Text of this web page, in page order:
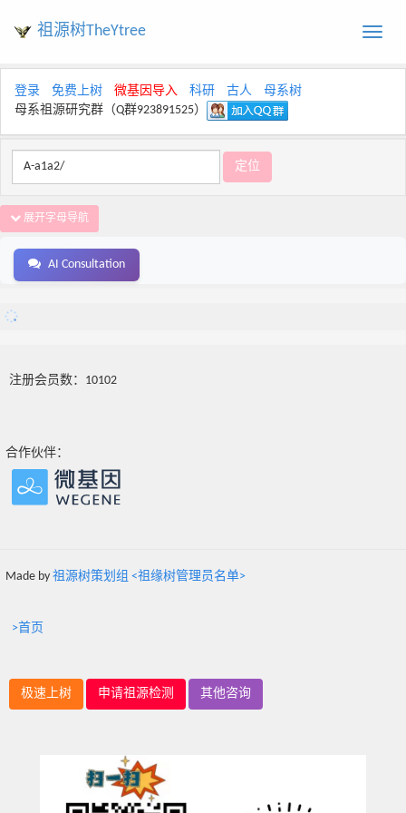
Toggle
祖源树TheYtree
登录 免费上树 微基因导入 科研 古人
母系树
母系祖源研究群（Q群923891525）
展开字母导航
AI Consultation
注册会员数：10102
合作伙伴：
Made by 祖源树策划组 <祖缘树管理员名单>
>首页
极速上树 申请祖源检测 其他咨询